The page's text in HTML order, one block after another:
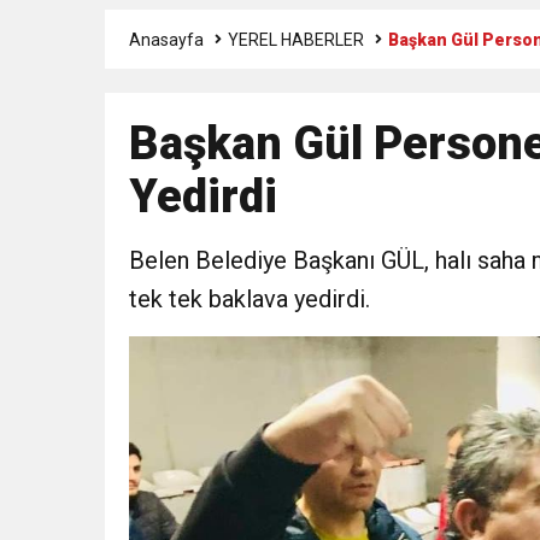
6:19 HBB BAŞKANI
1:00
21:40 CEYLANDERE’DE
18:22 BAŞKAN SAMİ
Anasayfa YEREL HABERLER Başkan Gül
Başkan Gül
Yedirdi
Belen Belediye Başkanı GÜL, halı
tek tek baklava yedirdi.